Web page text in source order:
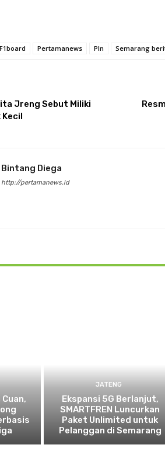
F1board Pertamanews Pln Semarang
Jreng Sebut Miliki
Kecil
Bintang Diega
http://pertamanews.id
JATENG
Ekspansi 5G Berlanjut,
SMARTFREN Luncurkan
Paket Unlimited untuk
Pelanggan di Semarang